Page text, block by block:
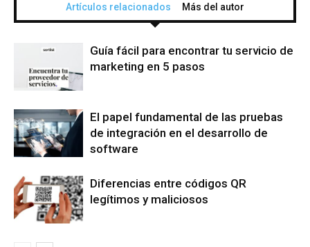
Artículos relacionados Más del autor
Guía fácil para encontrar tu servicio de
marketing en 5 pasos
El papel fundamental de las pruebas
de integración en el desarrollo de
software
Diferencias entre códigos QR
legítimos y maliciosos